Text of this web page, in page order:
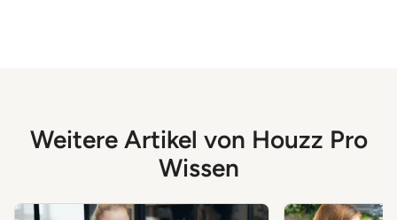
Weitere Artikel von Houzz Pro
Wissen